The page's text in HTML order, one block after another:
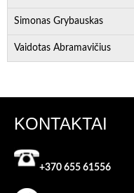
Simonas Grybauskas
Vaidotas Abramavičius
KONTAKTAI
+370 655 61556